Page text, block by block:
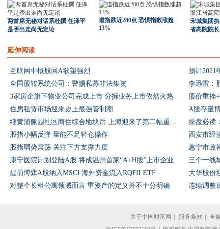
两首席无秘对话系杜撰 任泽平
是否出走尚无定论
道指跌近280点 恐惧指数涨超
13%
宋城集团
省高院院长
延伸阅读
互联网中概股回A欲望强烈
预计2021
全国股转系统公司：警惕私募非法集资
李迅雷：
3家房企旗下物业公司完成上市 分拆业务上市依然火热
股价重挫
住房租赁市场迎来史上最强管制潮
A股存量
继黄浦豫园社区商住综合地块后 上海迎来了第二幅重磅级百亿地块
操盘必读
股指小幅反弹 量能不足轻仓操作
西安市经
股指弱势震荡 关注下方支撑力度
康宁医院计划登陆A股 将成温州首家“A+H股”上市企业
提前博弈A股纳入MSCI 海外资金流入RQFII ETF
大华股份
对整个长租公寓领域而言 重资产的定义并不十分明确
连续调整
关于中国财富网 服务条款
全